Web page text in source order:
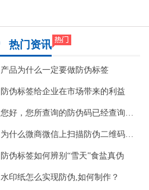
热门资讯
产品为什么一定要做防伪标签
防伪标签给企业在市场带来的利益
您好，您所查询的防伪码已经查询过，请谨防假
为什么微商微信上扫描防伪二维码扫不出
防伪标签如何辨别“雪天”食盐真伪
水印纸怎么实现防伪,如何制作？